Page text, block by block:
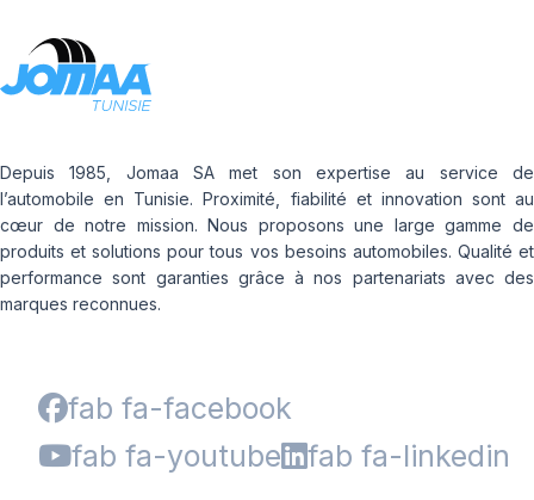
Depuis 1985, Jomaa SA met son expertise au service de
l’automobile en Tunisie. Proximité, fiabilité et innovation sont au
cœur de notre mission. Nous proposons une large gamme de
produits et solutions pour tous vos besoins automobiles. Qualité et
performance sont garanties grâce à nos partenariats avec des
marques reconnues.
fab fa-facebook
fab fa-youtube
fab fa-linkedin